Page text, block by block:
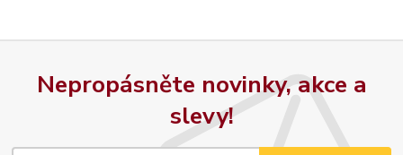
Nepropásněte novinky, akce a
slevy!